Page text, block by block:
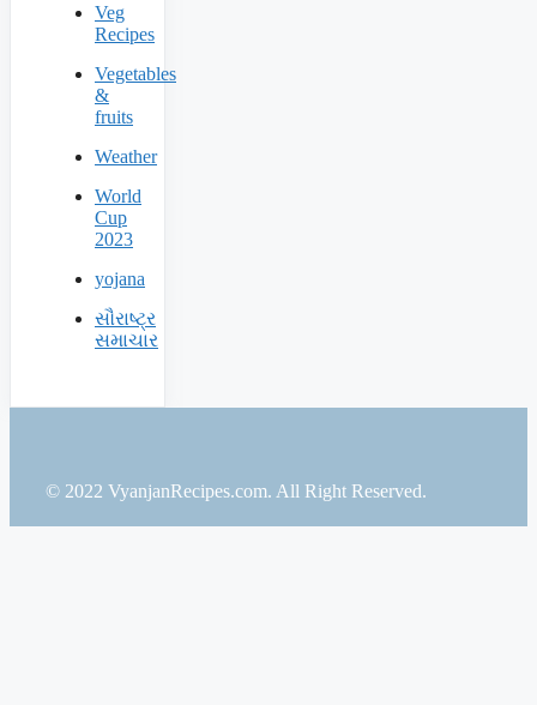
Veg
Recipes
Vegetables
&
fruits
Weather
World
Cup
2023
yojana
સૌરાષ્ટ્ર
સમાચાર
© 2022 VyanjanRecipes.com. All Right Reserved.